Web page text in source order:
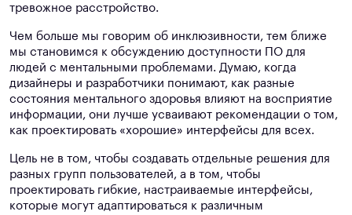
тревожное расстройство.
Чем больше мы говорим об инклюзивности, тем ближе
мы становимся к обсуждению доступности ПО для
людей с ментальными проблемами. Думаю, когда
дизайнеры и разработчики понимают, как разные
состояния ментального здоровья влияют на восприятие
информации, они лучше усваивают рекомендации о том,
как проектировать «хорошие» интерфейсы для всех.
Цель не в том, чтобы создавать отдельные решения для
разных групп пользователей, а в том, чтобы
проектировать гибкие, настраиваемые интерфейсы,
которые могут адаптироваться к различным